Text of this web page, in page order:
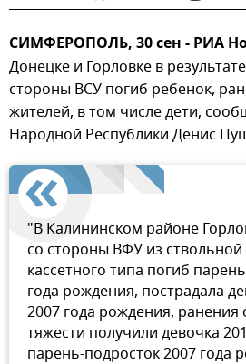
СИМФЕРОПОЛЬ, 30 сен - РИА
Донецке и Горловке в
стороны ВСУ погиб ребенок,
жителей, в том числе дети,
Народной Республики Денис
"В Калининском районе
со стороны ВФУ из
кассетного типа погиб
года рождения, пострадала
2007 года рождения, ранения
тяжести получили девочка
парень-подросток 2007 года